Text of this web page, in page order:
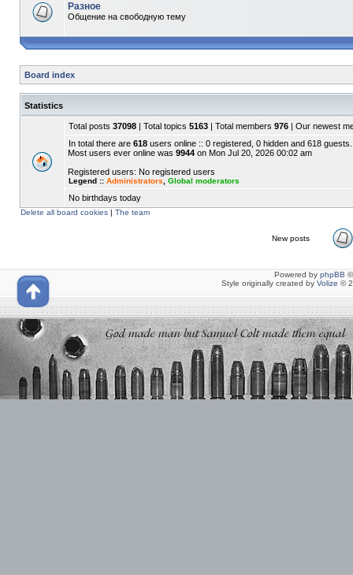
Разное
Общение на свободную тему
Board index
Statistics
Total posts 37098 | Total topics 5163 | Total members 976 | Our newest
In total there are 618 users online :: 0 registered, 0 hidden and 618 guests.
Most users ever online was 9944 on Mon Jul 20, 2026 00:02 am
Registered users: No registered users
Legend :: Administrators Global moderators
No birthdays today
Delete all board cookies | The team
New posts
Powered by phpBB
Style originally created by Volize ©